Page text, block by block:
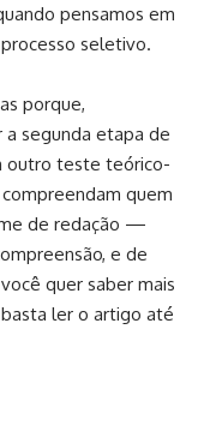
pensamos em
seletivo.
porque,
segunda etapa de
outro teste teórico-
quem
de redação —
e de
quer saber mais
ler o artigo até